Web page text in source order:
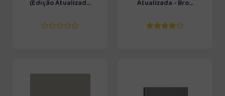
(Edição Atualizad...
Atualizada - Bro...